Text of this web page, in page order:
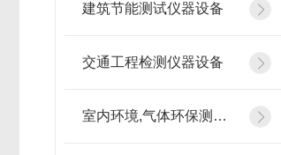
建筑节能测试仪器设备
交通工程检测仪器设备
室内环境,气体环保测试仪器